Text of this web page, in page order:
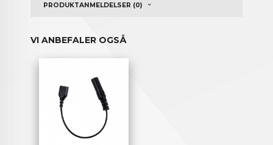
PRODUKTANMELDELSER (0)
VI ANBEFALER OGSÅ